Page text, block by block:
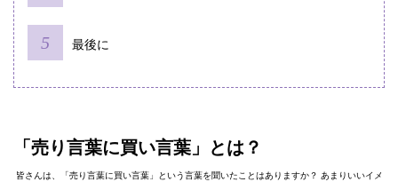
最後に
「売り言葉に買い言葉」とは？
皆さんは、「売り言葉に買い言葉」という言葉を聞いたことはありますか？ あまりいいイメ